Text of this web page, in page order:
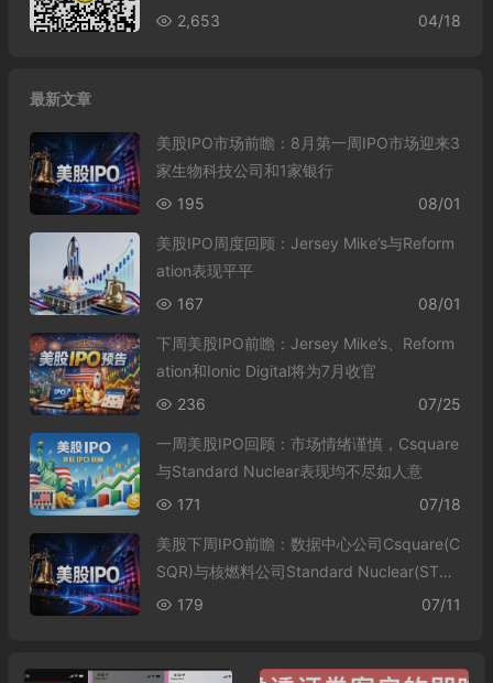
04/18
2,653
最新文章
美股IPO市场前瞻：8月第一周IPO市场迎来3
家生物科技公司和1家银行
08/01
195
美股IPO周度回顾：Jersey Mike’s与Reform
ation表现平平
08/01
167
下周美股IPO前瞻：Jersey Mike’s、Reform
ation和Ionic Digital将为7月收官
07/25
236
一周美股IPO回顾：市场情绪谨慎，Csquare
与Standard Nuclear表现均不尽如人意
07/18
171
美股下周IPO前瞻：数据中心公司Csquare(C
SQR)与核燃料公司Standard Nuclear(STD
N)即将上市
07/11
179